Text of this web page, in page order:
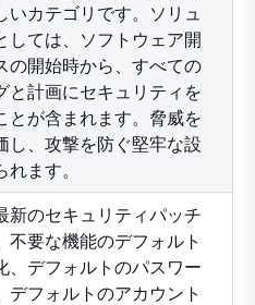
いカテゴリです。ソリュ
しては、ソフトウェア開
の開始時から、すべての
と計画にセキュリティを
とが含まれます。脅威を
し、攻撃を防ぐ堅牢な設
ます。
新のセキュリティパッチ
不要な機能のデフォルト
、デフォルトのパスワー
デフォルトのアカウント